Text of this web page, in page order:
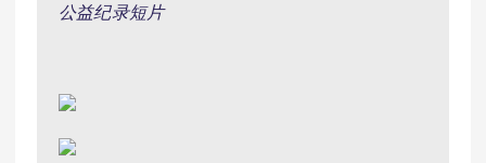
公益纪录短片